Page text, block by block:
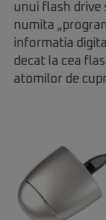
unui flash drive
numita
informatia
decat la cea
atomilor de